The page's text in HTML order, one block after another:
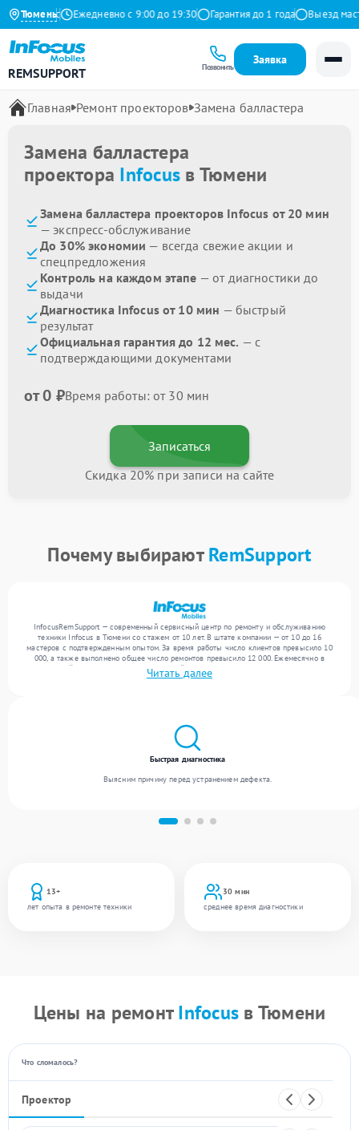
Тюмень
на Яндекс Ежедневно с 9:00 до 19:30 Гарантия до 1 года Выезд
REMSUPPORT Позвонить
Заявка
Главная Ремонт проекторов Замена балластера
Замена балластера
проектора Infocus в Тюмени
Замена балластера проекторов Infocus от 20 мин
— экспресс-обслуживание
До 30% экономии — всегда свежие акции и
спецпредложения
Контроль на каждом этапе — от диагностики до
выдачи
Диагностика Infocus от 10 мин — быстрый
результат
Официальная гарантия до 12 мес. — с
подтверждающими документами
от 0 ₽Время работы: от 30 мин
Записаться
Скидка 20% при записи на сайте
Почему выбираютRemSupport
InfocusRemSupport — современный сервисный центр по ремонту и обслуживанию
техники Infocus в Тюмени со стажем от 10 лет. В штате компании — от 10 до 16
мастеров с подтвержденным опытом. За время работы число клиентов превысило 10
000, а также выполнено общее число ремонтов превысило 12 000. Ежемесячно в
сервисный центр поступает от 300 устройств, включая , , . Мы выполняем ремонт
различного уровня сложности и обеспечиваем надежный результат благодаря
Читать далее
13+
лет опыта в ремонте техники
30 мин
среднее время диагностики
Быстрая диагностика
Выясним причину перед устранением дефекта.
Цены на ремонтInfocus в Тюмени
Что сломалось?
Проектор